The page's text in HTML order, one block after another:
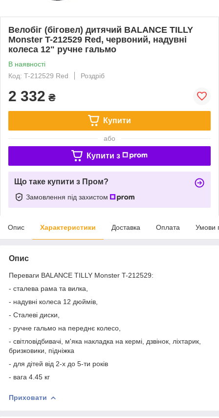
Велобіг (біговел) дитячий BALANCE TILLY
Monster T-212529 Red, червоний, надувні
колеса 12" ручне гальмо
В наявності
Код: T-212529 Red
Роздріб
2 332 ₴
Купити
або
Купити з
Що таке купити з Пром?
Замовлення під захистом
Опис Характеристики Доставка Оплата Умови
Опис
Переваги BALANCE TILLY Monster T-212529:
- сталева рама та вилка,
- надувні колеса 12 дюймів,
- Сталеві диски,
- ручне гальмо на переднє колесо,
- світловідбивачі, м'яка накладка на кермі, дзвінок, ліхтарик,
бризковики, підніжка
- для дітей від 2-х до 5-ти років
- вага 4.45 кг
Приховати